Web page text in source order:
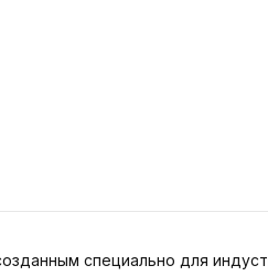
специально для